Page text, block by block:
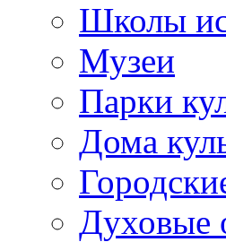
Школы
Музеи
Парки
Дома
Духовые